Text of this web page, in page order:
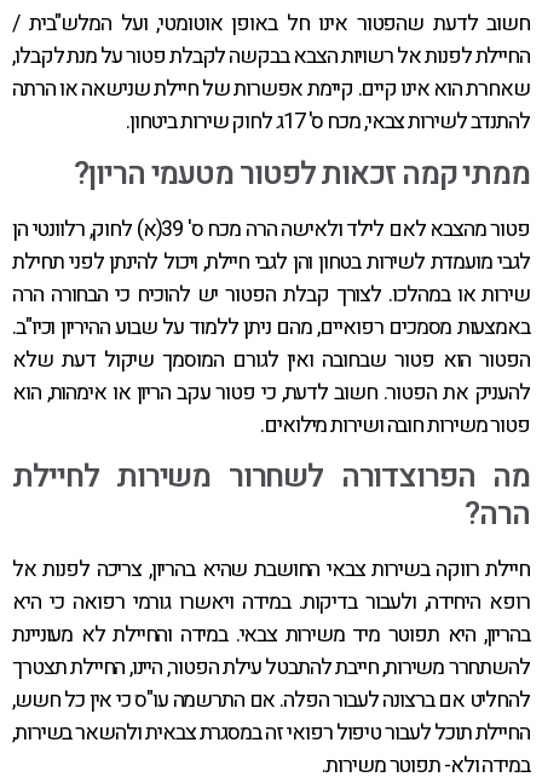
חשוב לדעת שהפטור אינו חל באופן אוטומטי, ועל המלש"בית /
החיילת לפנות אל רשויות הצבא בבקשה לקבלת פטור על מנת לקבלו,
שאחרת הוא אינו קיים. קיימת אפשרות של חיילת שנישאה או הרתה
להתנדב לשירות צבאי, מכח ס' 17ג לחוק שירות ביטחון.
ממתי קמה זכאות לפטור מטעמי הריון?
פטור מהצבא לאם לילד ולאישה הרה מכח ס' 39(א) לחוק, רלוונטי הן
לגבי מועמדת לשירות בטחון והן לגבי חיילת, ויכול להינתן לפני תחילת
שירות או במהלכו. לצורך קבלת הפטור יש להוכיח כי הבחורה הרה
באמצעות מסמכים רפואיים, מהם ניתן ללמוד על שבוע ההיריון וכיו"ב.
הפטור הוא פטור שבחובה ואין לגורם המוסמך שיקול דעת שלא
להעניק את הפטור. חשוב לדעת, כי פטור עקב הריון או אימהות, הוא
פטור משירות חובה ושירות מילואים.
מה הפרוצדורה לשחרור משירות לחיילת
הרה?
חיילת רווקה בשירות צבאי החושבת שהיא בהריון, צריכה לפנות אל
רופא היחידה, ולעבור בדיקות. במידה ויאשרו גורמי רפואה כי היא
בהריון, היא תפוטר מיד משירות צבאי. במידה והחיילת לא מעוניינת
להשתחרר משירות, חייבת להתבטל עילת הפטור, היינו, החיילת תצטרך
להחליט אם ברצונה לעבור הפלה. אם התרשמה עו"ס כי אין כל חשש,
החיילת תוכל לעבור טיפול רפואי זה במסגרת צבאית ולהשאר בשירות,
במידה ולא- תפוטר משירות.